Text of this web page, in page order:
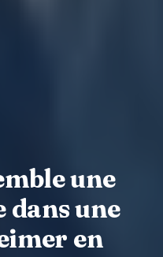
une
dans une
en